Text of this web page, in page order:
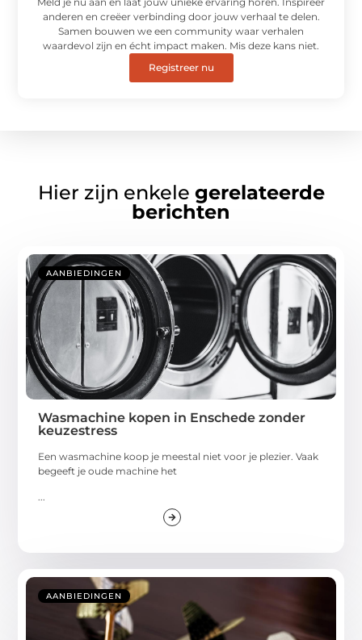
anderen en creëer verbinding door jouw verhaal te delen.
Samen bouwen we een community waar verhalen
waardevol zijn en écht impact maken. Mis deze kans niet.
Registreer nu
Hier zijn enkele gerelateerde
berichten
AANBIEDINGEN
Wasmachine kopen in Enschede zonder
keuzestress
Een wasmachine koop je meestal niet voor je plezier. Vaak
begeeft je oude machine het
...
AANBIEDINGEN